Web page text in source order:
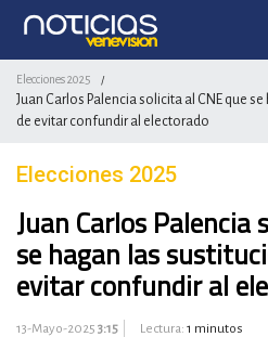
Elecciones 2025 /
Juan Carlos Palencia solicita al CNE que
de evitar confundir al electorado
Elecciones 2025
Juan Carlos Palencia
se hagan las
evitar confundir al
13-Mayo-2025 3:15 Lectura: 1 minutos